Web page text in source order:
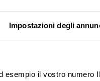
Impostazioni degli
esempio il vostro numero